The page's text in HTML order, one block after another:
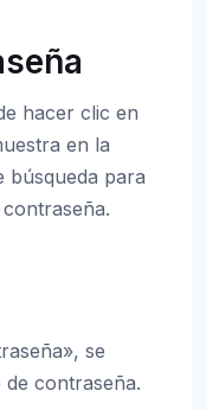
hacer clic en
en la
búsqueda para
se
contraseña.